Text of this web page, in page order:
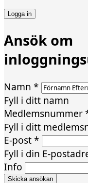
Ansök om
Namn *
Fyll i ditt namn
Medlemsnummer
Fyll i ditt
E-post*
Fyll i din E-
Info